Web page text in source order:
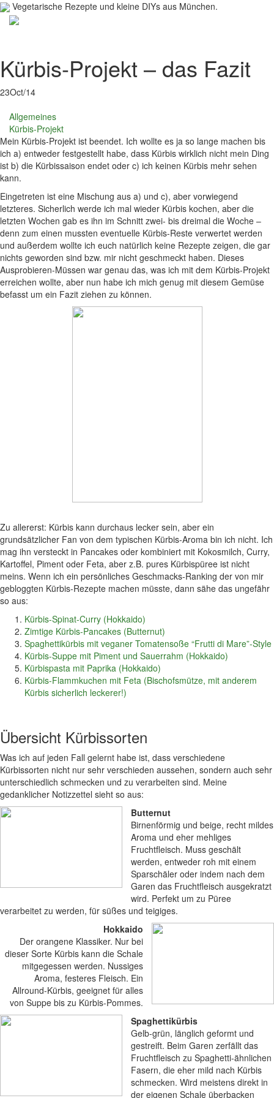
Vegetarische Rezepte und kleine DIYs aus München.
Kürbis-Projekt – das Fazit
23Oct/14
Allgemeines
Kürbis-Projekt
Mein Kürbis-Projekt ist beendet. Ich wollte es ja so lange machen bis
ich a) entweder festgestellt habe, dass Kürbis wirklich nicht mein Ding
ist b) die Kürbissaison endet oder c) ich keinen Kürbis mehr sehen
kann.
Eingetreten ist eine Mischung aus a) und c), aber vorwiegend
letzteres. Sicherlich werde ich mal wieder Kürbis kochen, aber die
letzten Wochen gab es ihn im Schnitt zwei- bis dreimal die Woche –
denn zum einen mussten eventuelle Kürbis-Reste verwertet werden
und außerdem wollte ich euch natürlich keine Rezepte zeigen, die gar
nichts geworden sind bzw. mir nicht geschmeckt haben. Dieses
Ausprobieren-Müssen war genau das, was ich mit dem Kürbis-Projekt
erreichen wollte, aber nun habe ich mich genug mit diesem Gemüse
befasst um ein Fazit ziehen zu können.
Zu allererst: Kürbis kann durchaus lecker sein, aber ein
grundsätzlicher Fan von dem typischen Kürbis-Aroma bin ich nicht. Ich
mag ihn versteckt in Pancakes oder kombiniert mit Kokosmilch, Curry,
Kartoffel, Piment oder Feta, aber z.B. pures Kürbispüree ist nicht
meins. Wenn ich ein persönliches Geschmacks-Ranking der von mir
gebloggten Kürbis-Rezepte machen müsste, dann sähe das ungefähr
so aus:
Kürbis-Spinat-Curry (Hokkaido)
Zimtige Kürbis-Pancakes (Butternut)
Spaghettikürbis mit veganer Tomatensoße “Frutti di Mare”-Style
Kürbis-Suppe mit Piment und Sauerrahm (Hokkaido)
Kürbispasta mit Paprika (Hokkaido)
Kürbis-Flammkuchen mit Feta (Bischofsmütze, mit anderem
Kürbis sicherlich leckerer!)
Übersicht Kürbissorten
Was ich auf jeden Fall gelernt habe ist, dass verschiedene
Kürbissorten nicht nur sehr verschieden aussehen, sondern auch sehr
unterschiedlich schmecken und zu verarbeiten sind. Meine
gedanklicher Notizzettel sieht so aus:
Butternut
Birnenförmig und beige, recht mildes
Aroma und eher mehliges
Fruchtfleisch. Muss geschält
werden, entweder roh mit einem
Sparschäler oder indem nach dem
Garen das Fruchtfleisch ausgekratzt
wird. Perfekt um zu Püree
verarbeitet zu werden, für süßes und teigiges.
Hokkaido
Der orangene Klassiker. Nur bei
dieser Sorte Kürbis kann die Schale
mitgegessen werden. Nussiges
Aroma, festeres Fleisch. Ein
Allround-Kürbis, geeignet für alles
von Suppe bis zu Kürbis-Pommes.
Spaghettikürbis
Gelb-grün, länglich geformt und
gestreift. Beim Garen zerfällt das
Fruchtfleisch zu Spaghetti-ähnlichen
Fasern, die eher mild nach Kürbis
schmecken. Wird meistens direkt in
der eigenen Schale überbacken